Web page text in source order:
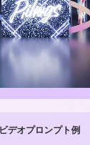
デオプロンプト例